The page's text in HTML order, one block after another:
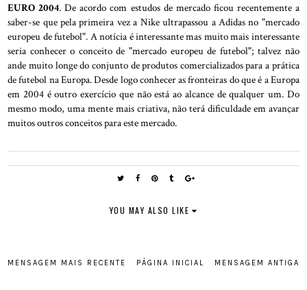
EURO 2004. De acordo com estudos de mercado ficou recentemente a
saber-se que pela primeira vez a Nike ultrapassou a Adidas no "mercado
europeu de futebol". A notícia é interessante mas muito mais interessante
seria conhecer o conceito de "mercado europeu de futebol"; talvez não
ande muito longe do conjunto de produtos comercializados para a prática
de futebol na Europa. Desde logo conhecer as fronteiras do que é a Europa
em 2004 é outro exercício que não está ao alcance de qualquer um. Do
mesmo modo, uma mente mais criativa, não terá dificuldade em avançar
muitos outros conceitos para este mercado.
YOU MAY ALSO LIKE
MENSAGEM MAIS RECENTE MENSAGEM ANTIGA
PÁGINA INICIAL